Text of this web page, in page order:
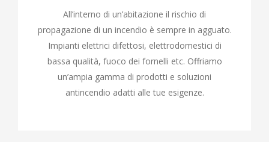
All’interno di un’abitazione il rischio di
propagazione di un incendio è sempre in agguato.
Impianti elettrici difettosi, elettrodomestici di
bassa qualità, fuoco dei fornelli etc. Offriamo
un’ampia gamma di prodotti e soluzioni
antincendio adatti alle tue esigenze.